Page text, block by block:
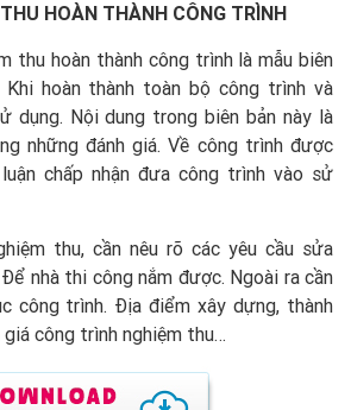
HOÀN THÀNH CÔNG TRÌNH
thu hoàn thành công trình là mẫu biên
hoàn thành toàn bộ công trình và
dụng. Nội dung trong biên bản này là
những đánh giá. Về công trình được
chấp nhận đưa công trình vào sử
thu, cần nêu rõ các yêu cầu sửa
nhà thi công nắm được. Ngoài ra cần
công trình. Địa điểm xây dựng, thành
giá công trình nghiệm thu…